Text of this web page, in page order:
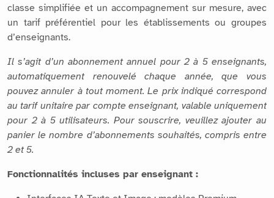
classe simplifiée et un accompagnement sur mesure, avec
un tarif préférentiel pour les établissements ou groupes
d’enseignants.
Il s’agit d’un abonnement annuel pour 2 à 5 enseignants,
automatiquement renouvelé chaque année, que vous
pouvez annuler à tout moment. Le prix indiqué correspond
au tarif unitaire par compte enseignant, valable uniquement
pour 2 à 5 utilisateurs. Pour souscrire, veuillez ajouter au
panier le nombre d’abonnements souhaités, compris entre
2 et 5.
Fonctionnalités incluses par enseignant :